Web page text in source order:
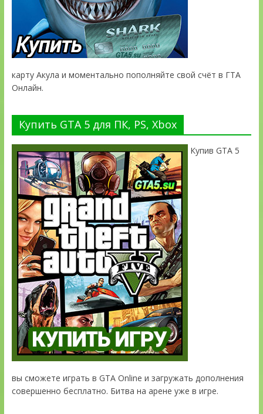
карту Акула и моментально пополняйте свой счёт в ГТА
Онлайн.
Купить GTA 5 для ПК, PS, Xbox
Купив GTA 5
вы сможете играть в GTA Online и загружать дополнения
совершенно бесплатно. Битва на арене уже в игре.